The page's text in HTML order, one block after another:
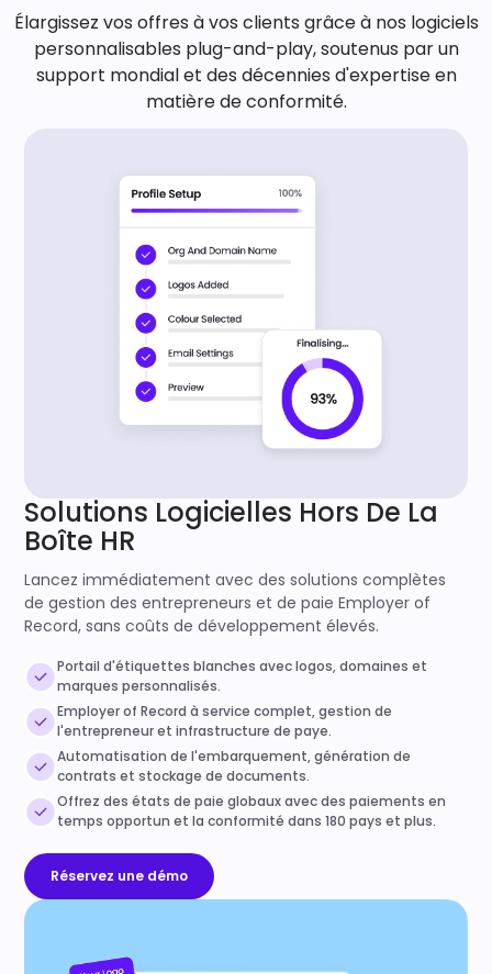
Élargissez vos offres à vos clients grâce à nos logiciels
personnalisables plug-and-play, soutenus par un
support mondial et des décennies d'expertise en
matière de conformité.
Solutions Logicielles Hors De La
Boîte HR
Lancez immédiatement avec des solutions complètes
de gestion des entrepreneurs et de paie Employer of
Record, sans coûts de développement élevés.
Portail d'étiquettes blanches avec logos, domaines et
marques personnalisés.
Employer of Record à service complet, gestion de
l'entrepreneur et infrastructure de paye.
Automatisation de l'embarquement, génération de
contrats et stockage de documents.
Offrez des états de paie globaux avec des paiements en
temps opportun et la conformité dans 180 pays et plus.
Réservez une démo